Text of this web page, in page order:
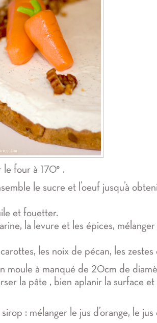
four à 170° .
le sucre et l’oeuf jusqu’à
et fouetter.
la levure et les épices,
les noix de pécan, les zestes
moule à manqué de 20cm de
la pâte , bien aplanir la surface
: mélanger le jus d’orange, le